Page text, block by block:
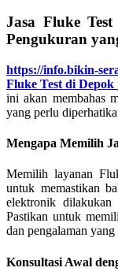
Jasa Fluke
Pengukuran
https://info.bikin-
Fluke Test diDepok
ini akan membahas
yang perlu
Mengapa Memilih
Memilih layanan
untuk memastikan
elektronik dilakukan
Pastikan untuk
dan pengalaman
Konsultasi Awal